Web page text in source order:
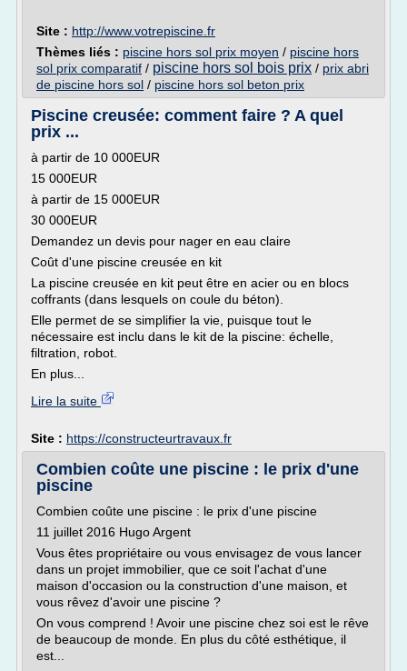
Site : http://www.votrepiscine.fr
Thèmes liés : piscine hors sol prix moyen / piscine hors
sol prix comparatif / piscine hors sol bois prix / prix abri
de piscine hors sol / piscine hors sol beton prix
Piscine creusée: comment faire ? A quel
prix ...
à partir de 10 000EUR
15 000EUR
à partir de 15 000EUR
30 000EUR
Demandez un devis pour nager en eau claire
Coût d'une piscine creusée en kit
La piscine creusée en kit peut être en acier ou en blocs
coffrants (dans lesquels on coule du béton).
Elle permet de se simplifier la vie, puisque tout le
nécessaire est inclu dans le kit de la piscine: échelle,
filtration, robot.
En plus...
Lire la suite
Site : https://constructeurtravaux.fr
Combien coûte une piscine : le prix d'une
piscine
Combien coûte une piscine : le prix d'une piscine
11 juillet 2016 Hugo Argent
Vous êtes propriétaire ou vous envisagez de vous lancer
dans un projet immobilier, que ce soit l'achat d'une
maison d'occasion ou la construction d'une maison, et
vous rêvez d'avoir une piscine ?
On vous comprend ! Avoir une piscine chez soi est le rêve
de beaucoup de monde. En plus du côté esthétique, il
est...